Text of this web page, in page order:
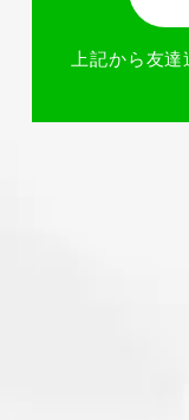
上記から友